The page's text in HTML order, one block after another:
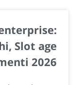
Slot age
2026